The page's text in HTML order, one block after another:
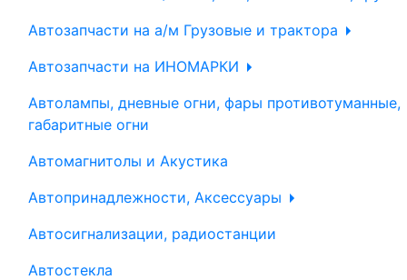
Автозапчасти на а/м Грузовые и трактора
Автозапчасти на ИНОМАРКИ
Автолампы, дневные огни, фары противотуманные,
габаритные огни
Автомагнитолы и Акустика
Автопринадлежности, Аксессуары
Автосигнализации, радиостанции
Автостекла